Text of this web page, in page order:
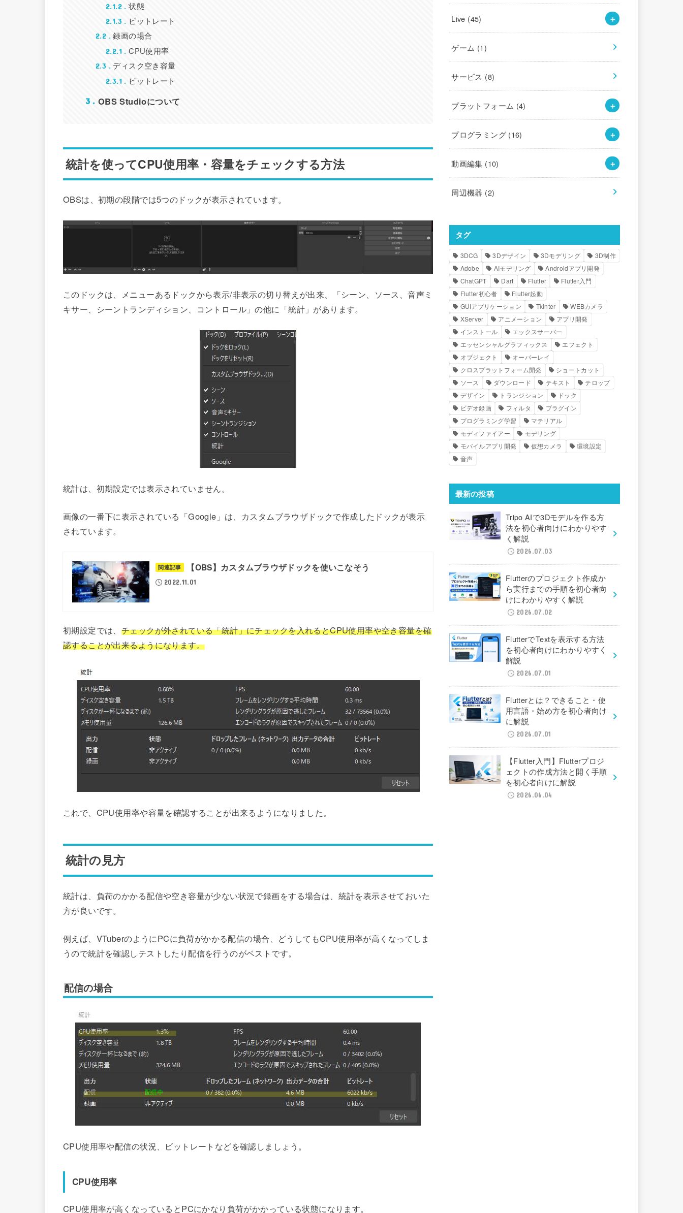
2.1.2 状態
2.1.3 ビットレート
2.2 録画の場合
2.2.1 CPU使用率
2.3 ディスク空き容量
2.3.1 ビットレート
3 OBS Studioについて
統計を使ってCPU使用率・容量をチェックする方法
OBSは、初期の段階では5つのドックが表示されています。
このドックは、メニューあるドックから表示/非表示の切り替えが出来、「シーン、ソース、音声ミ
キサー、シーントランディション、コントロール」の他に「統計」があります。
統計は、初期設定では表示されていません。
画像の一番下に表示されている「Google」は、カスタムブラウザドックで作成したドックが表示
されています。
関連記事 【OBS】カスタムブラウザドックを使いこなそう
2022.11.01
初期設定では、 チェックが外されている「統計」にチェックを入れるとCPU使用率や空き容量を確
認することが出来るようになります。
これで、CPU使用率や容量を確認することが出来るようになりました。
統計の見方
統計は、負荷のかかる配信や空き容量が少ない状況で録画をする場合は、統計を表示させておいた
方が良いです。
例えば、VTuberのようにPCに負荷がかかる配信の場合、どうしてもCPU使用率が高くなってしま
うので統計を確認しテストしたり配信を行うのがベストです。
配信の場合
CPU使用率や配信の状況、ビットレートなどを確認しましょう。
CPU使用率
CPU使用率が高くなっているとPCにかなり負荷がかかっている状態になります。
Live (45)
ゲーム (1)
サービス (8)
プラットフォーム (4)
プログラミング (16)
動画編集 (10)
周辺機器 (2)
タグ
3DCG 3Dデザイン 3Dモデリング
3D制作
Adobe
AIモデリング
Androidアプリ開発
ChatGPT
Dart Flutter
Flutter入門
Flutter初心者
Flutter起動
GUIアプリケーション
Tkinter
WEBカメラ
XServer
アニメーション
アプリ開発
インストール
エックスサーバー
エッセンシャルグラフィックス
エフェクト
オブジェクト
オーバーレイ
クロスプラットフォーム開発
ショートカット
ソース
ダウンロード テキスト
テロップ
デザイン
トランジション
ドック
ビデオ録画
フィルタ
プラグイン
プログラミング学習
マテリアル
モディファイアー
モデリング
モバイルアプリ開発
仮想カメラ
環境設定
音声
最新の投稿
Tripo AIで3Dモデルを作る方
法を初心者向けにわかりやす
く解説
2026.07.03
Flutterのプロジェクト作成か
ら実行までの手順を初心者向
けにわかりやすく解説
2026.07.02
FlutterでTextを表示する方法
を初心者向けにわかりやすく
解説
2026.07.01
Flutterとは？できること・使
用言語・始め方を初心者向け
に解説
2026.07.01
【Flutter入門】Flutterプロジ
ェクトの作成方法と開く手順
を初心者向けに解説
2026.06.04